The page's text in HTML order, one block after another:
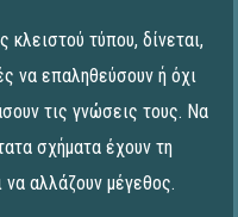
τύπου, δίνεται,
να επαληθεύσουν ή όχι
τις γνώσεις τους. Να
σχήματα έχουν τη
να αλλάζουν μέγεθος.